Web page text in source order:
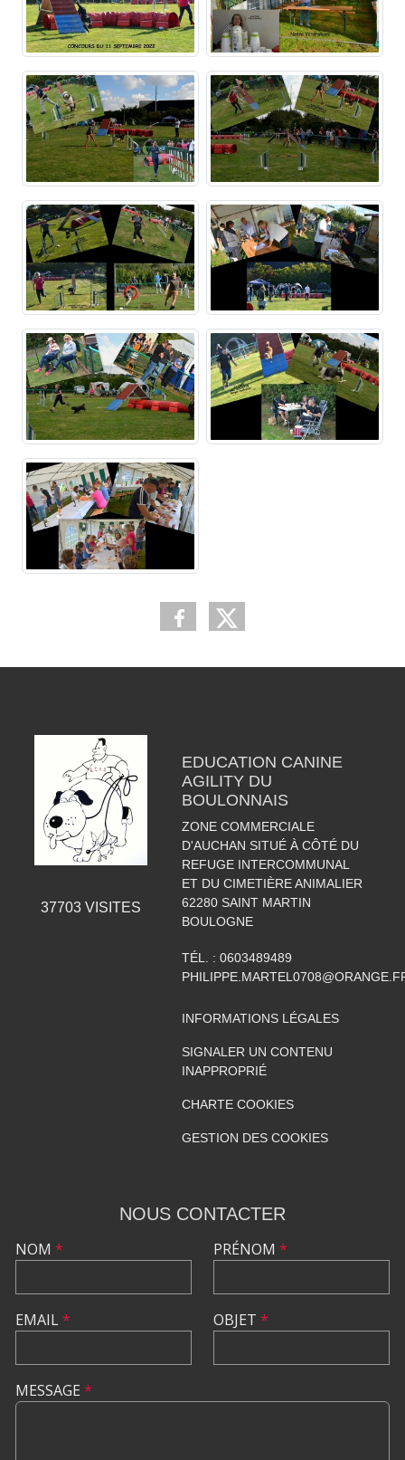
37703VISITES
EDUCATION CANINE
AGILITY DU
BOULONNAIS
ZONE COMMERCIALE
D'AUCHAN SITUÉ À CÔTÉ DU
REFUGE INTERCOMMUNAL
ET DU CIMETIÈRE ANIMALIER
62280 SAINT MARTIN
BOULOGNE
TÉL. : 0603489489
INFORMATIONS LÉGALES
SIGNALER UN CONTENU
INAPPROPRIÉ
CHARTE COOKIES
GESTION DES COOKIES
NOUS CONTACTER
NOM *
EMAIL*
PRÉNOM *
OBJET *
MESSAGE *